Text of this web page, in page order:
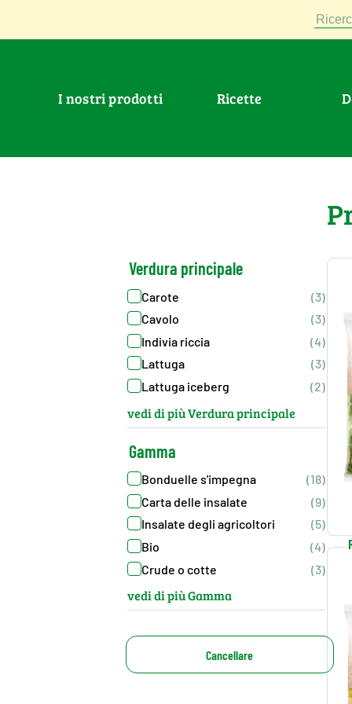
I nostri prodotti Ricette
Verdura principale
Carote
(3)
Cavolo
(3)
Indivia riccia
(4)
Lattuga
(3)
Lattuga iceberg
(2)
vedi di più Verdura principale
Gamma
Bonduelle s'impegna
(18)
Carta delle insalate
(9)
Insalate degli agricoltori
(5)
Bio
(4)
Crude o cotte
(3)
vedi di più Gamma
Cancellare